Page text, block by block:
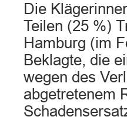
Die
Teilen (25 %)
Hamburg (im
Beklagte, die
wegen des
abgetretenem